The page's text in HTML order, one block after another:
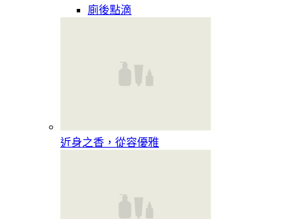
廁後點滴
近身之香，從容優雅